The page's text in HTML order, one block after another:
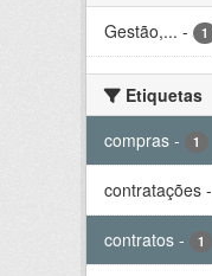
Gestão,... - 1
Etiquetas
compras - 1
contratações -
contratos - 1